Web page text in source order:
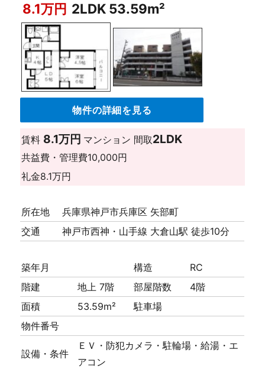
8.1万円 2LDK 53.59m²
物件の詳細を見る
賃料 8.1万円 マンション 間取2LDK
共益費・管理費10,000円
礼金8.1万円
所在地
兵庫県神戸市兵庫区 矢部町
交通
神戸市西神・山手線 大倉山駅 徒歩10分
築年月 構造
RC
階建
地上 7階 部屋階数
4階
面積
53.59m²
駐車場
物件番号
設備・条件
ＥＶ・防犯カメラ・駐輪場・給湯・エ
アコン